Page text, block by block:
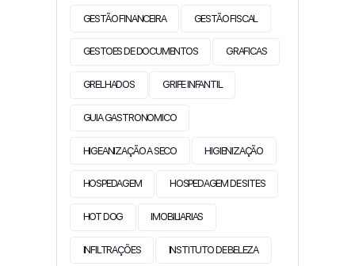
GESTÃO FINANCEIRA GESTÃO FISCAL
GESTOES DE DOCUMENTOS GRAFICAS
GRELHADOS GRIFE INFANTIL
GUIA GASTRONOMICO
HIGEANIZAÇÃO A SECO HIGIENIZAÇÃO
HOSPEDAGEM HOSPEDAGEM DE SITES
HOT DOG IMOBILIARIAS
INFILTRAÇÕES INSTITUTO DE BELEZA